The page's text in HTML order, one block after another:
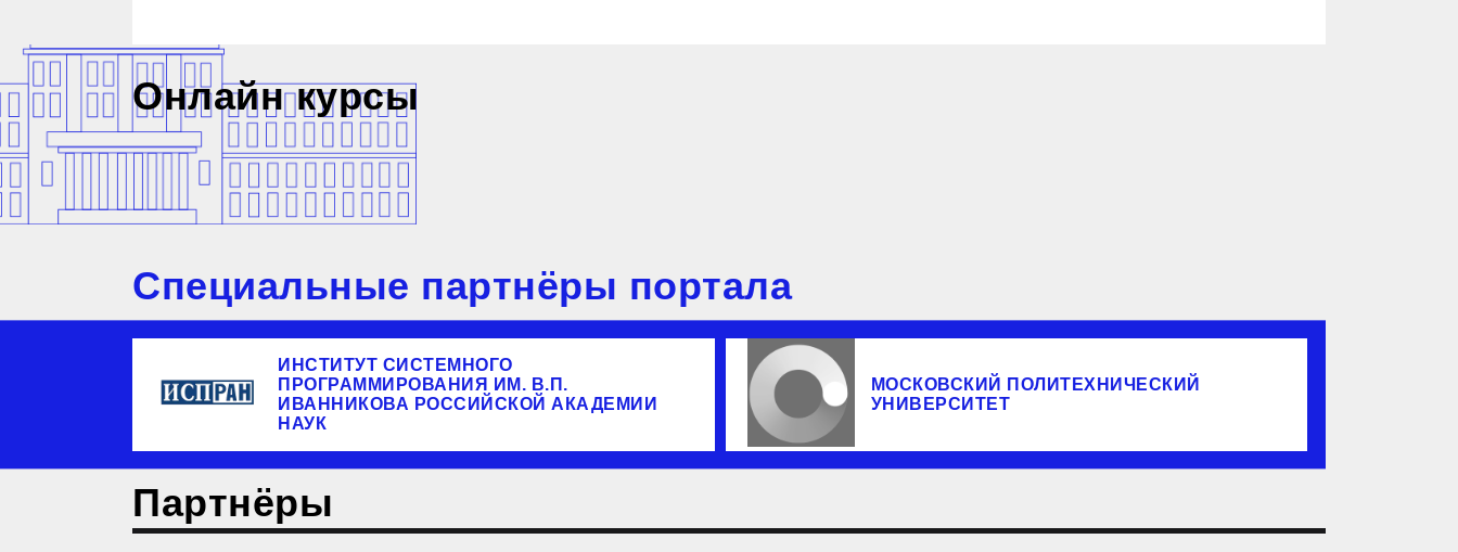
Онлайн курсы
Специальные партнёры портала
ИНСТИТУТ СИСТЕМНОГО
ПРОГРАММИРОВАНИЯ ИМ. В.П.
ИВАННИКОВА РОССИЙСКОЙ АКАДЕМИИ
НАУК
МОСКОВСКИЙ ПОЛИТЕХНИЧЕСКИЙ
УНИВЕРСИТЕТ
Партнёры